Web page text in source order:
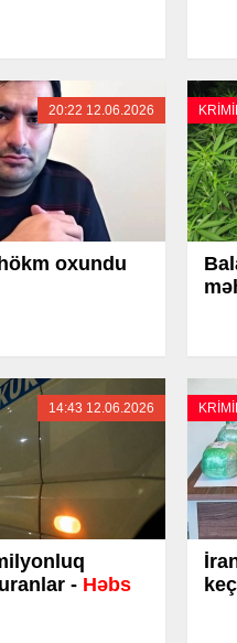
20:22 12.06.2026
oxundu
14:43 12.06.2026
- Həbs